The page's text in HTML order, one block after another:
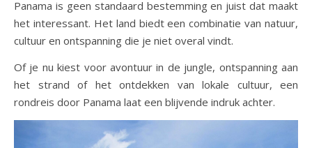
Panama is geen standaard bestemming en juist dat maakt
het interessant. Het land biedt een combinatie van natuur,
cultuur en ontspanning die je niet overal vindt.
Of je nu kiest voor avontuur in de jungle, ontspanning aan
het strand of het ontdekken van lokale cultuur, een
rondreis door Panama laat een blijvende indruk achter.